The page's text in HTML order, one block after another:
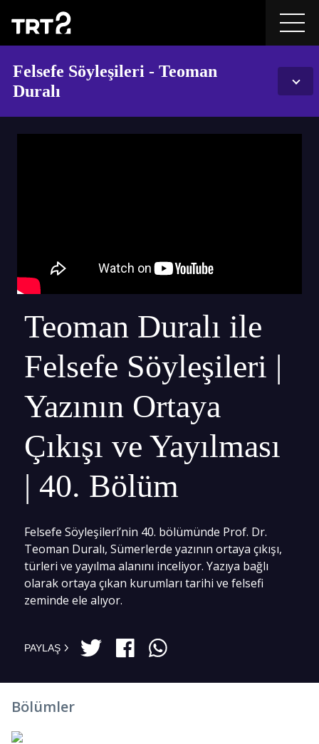
Felsefe Söyleşileri - Teoman
Duralı
Teoman Duralı ile
Felsefe Söyleşileri |
Yazının Ortaya
Çıkışı ve Yayılması
| 40. Bölüm
Felsefe Söyleşileri’nin 40. bölümünde Prof. Dr.
Teoman Duralı, Sümerlerde yazının ortaya çıkışı,
türleri ve yayılma alanını inceliyor. Yazıya bağlı
olarak ortaya çıkan kurumları tarihi ve felsefi
zeminde ele alıyor.
PAYLAŞ
Bölümler